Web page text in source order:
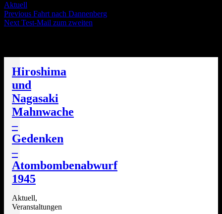
Categories
Aktuell
Post
navigation
PreviousPrevious
post:
Fahrt nach Dannenberg
NextNext
Test-Mail zum zweiten
Hiroshima
und
Nagasaki
Mahnwache
–
Gedenken
–
Atombombenabwurf
1945
Aktuell,
Veranstaltungen